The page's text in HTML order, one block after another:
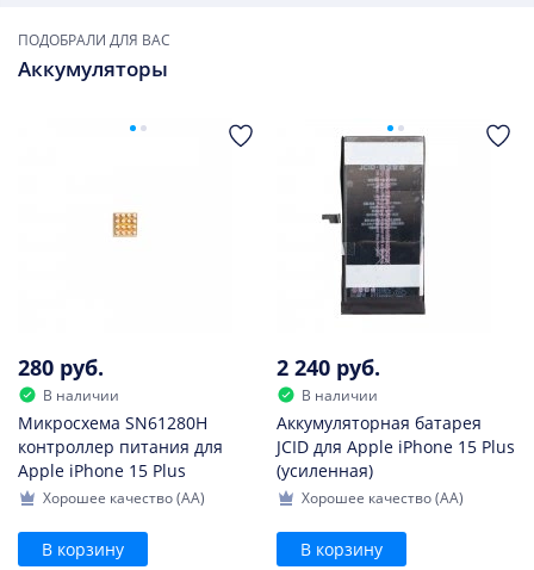
ПОДОБРАЛИ ДЛЯ ВАС
Аккумуляторы
280 руб.
В наличии
Микросхема SN61280H
контроллер питания для
Apple iPhone 15 Plus
Хорошее качество (AA)
В корзину
2 240 руб.
В наличии
Аккумуляторная батарея
JCID для Apple iPhone 15 Plus
(усиленная)
Хорошее качество (AA)
В корзину